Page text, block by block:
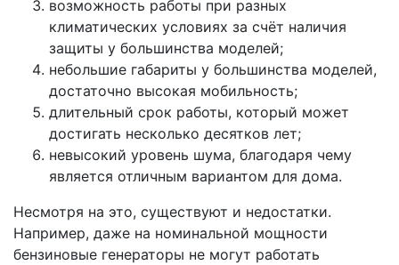
возможность работы при разных
климатических условиях за счёт наличия
защиты у большинства моделей;
небольшие габариты у большинства моделей,
достаточно высокая мобильность;
длительный срок работы, который может
достигать несколько десятков лет;
невысокий уровень шума, благодаря чему
является отличным вариантом для дома.
Несмотря на это, существуют и недостатки.
Например, даже на номинальной мощности
бензиновые генераторы не могут работать